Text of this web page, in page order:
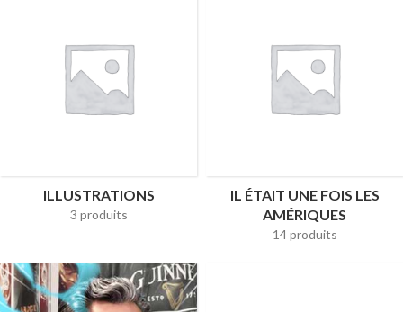
ILLUSTRATIONS
3 produits
IL ÉTAIT UNE FOIS LES
AMÉRIQUES
14 produits